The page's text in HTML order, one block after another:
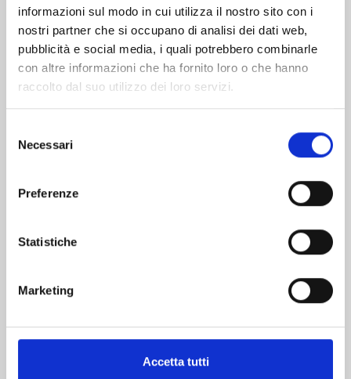
informazioni sul modo in cui utilizza il nostro sito con i
nostri partner che si occupano di analisi dei dati web,
pubblicità e social media, i quali potrebbero combinarle
con altre informazioni che ha fornito loro o che hanno
raccolto dal suo utilizzo dei loro servizi.
delNecessari
Preferenze
Statistiche
Marketing
Accetta tutti